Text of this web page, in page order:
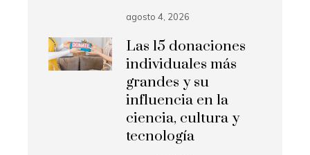
agosto 4, 2026
Las 15 donaciones
individuales más
grandes y su
influencia en la
ciencia, cultura y
tecnología